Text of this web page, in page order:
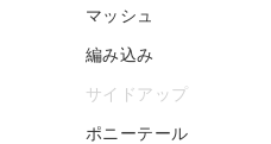
マッシュ
編み込み
サイドアップ
ポニーテール